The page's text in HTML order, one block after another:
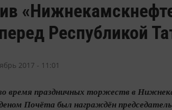
Республикой
2017 - 11:01
время праздничных торжеств в
Почёта был награждён